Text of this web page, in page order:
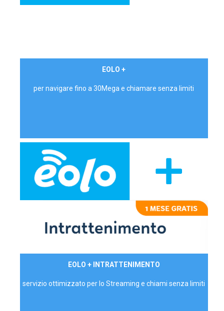
EOLO +
per navigare fino a 30Mega e chiamare senza limiti
EOLO + INTRATTENIMENTO
servizio ottimizzato per lo Streaming e chiami senza limiti